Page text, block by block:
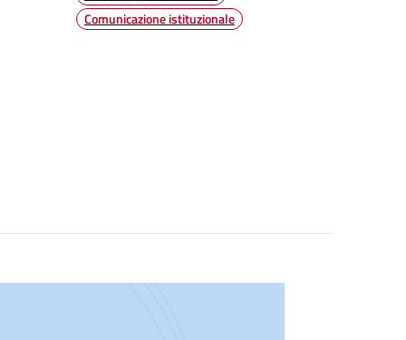
Comunicazione istituzionale